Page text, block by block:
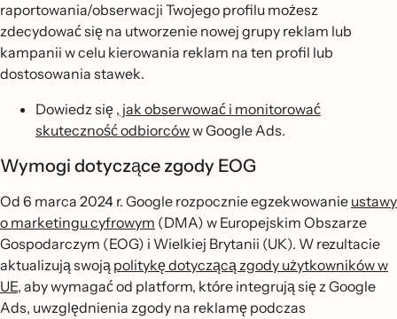
raportowania/obserwacji Twojego profilu możesz
zdecydować się na utworzenie nowej grupy reklam lub
kampanii w celu kierowania reklam na ten profil lub
dostosowania stawek.
Dowiedz się , jak obserwować i monitorować
skuteczność odbiorcóww Google Ads.
Wymogi dotyczące zgody EOG
Od 6 marca 2024 r. Google rozpocznie egzekwowanie ustawy
o marketingu cyfrowym (DMA) w Europejskim Obszarze
Gospodarczym (EOG) i Wielkiej Brytanii (UK). W rezultacie
aktualizują swoją politykę dotyczącą zgody użytkowników w
UE, aby wymagać od platform, które integrują się z Google
Ads, uwzględnienia zgody na reklamę podczas